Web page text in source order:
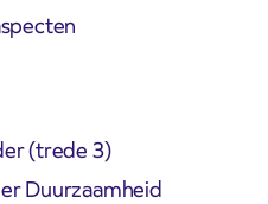
(trede 3)
Duurzaamheid